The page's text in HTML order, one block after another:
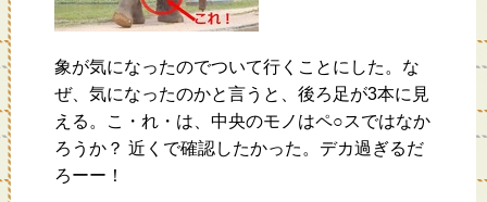
象が気になったのでついて行くことにした。な
ぜ、気になったのかと言うと、後ろ足が3本に見
える。こ・れ・は、中央のモノはペ○スではなか
ろうか？ 近くで確認したかった。デカ過ぎるだ
ろーー！